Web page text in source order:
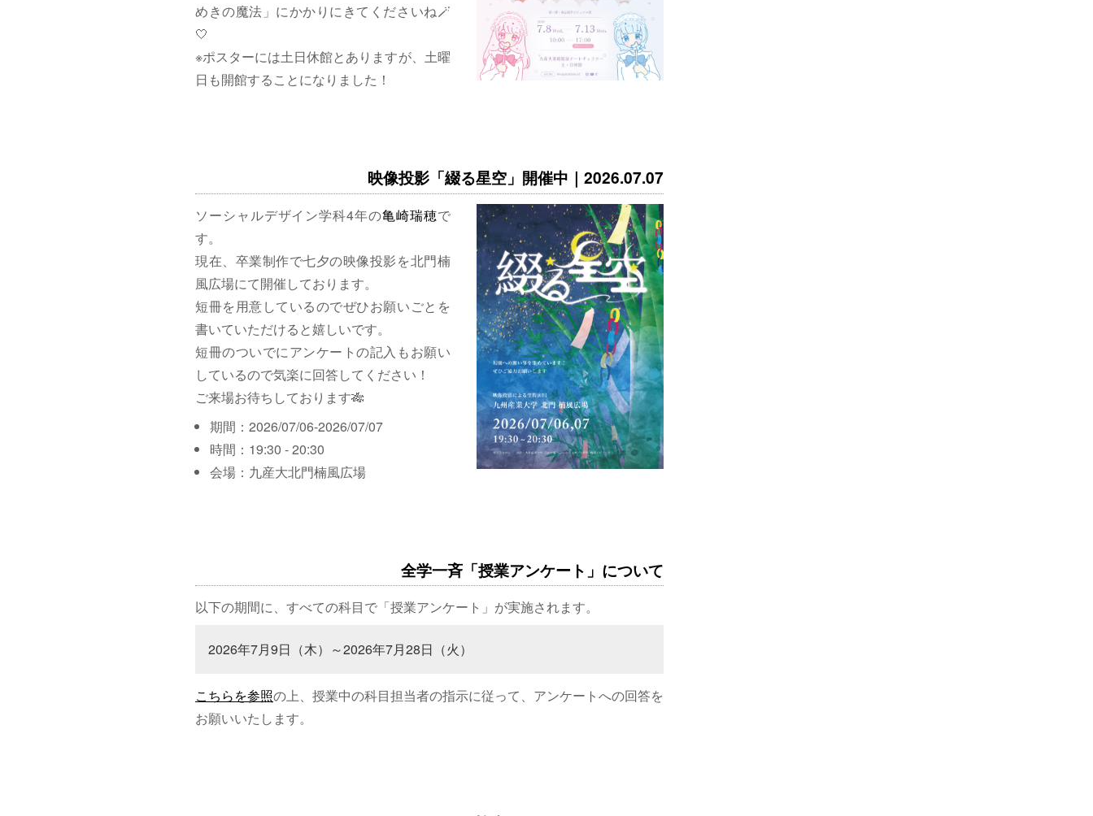
めきの魔法」にかかりにきてくださいね🪄
🤍
※ポスターには土日休館とありますが、土曜
日も開館することになりました！
映像投影「綴る星空」開催中｜2026.07.07
ソーシャルデザイン学科4年の亀崎瑞穂で
す。
現在、卒業制作で七夕の映像投影を北門楠
風広場にて開催しております。
短冊を用意しているのでぜひお願いごとを
書いていただけると嬉しいです。
短冊のついでにアンケートの記入もお願い
しているので気楽に回答してください！
ご来場お待ちしております🎋
期間：2026/07/06-2026/07/07
時間：19:30 - 20:30
会場：九産大北門楠風広場
全学一斉「授業アンケート」について
以下の期間に、すべての科目で「授業アンケート」が実施されます。
2026年7月9日（木）～2026年7月28日（火）
こちらを参照の上、授業中の科目担当者の指示に従って、アンケートへの回答を
お願いいたします。